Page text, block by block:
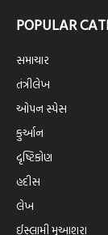
POPULAR
સમાચાર
તંત્રીલેખ
ઓપન સ્પેસ
કુર્આન
દૃષ્ટિકોણ
હદીસ
લેખ
ઈસ્લામી મુઆશરા